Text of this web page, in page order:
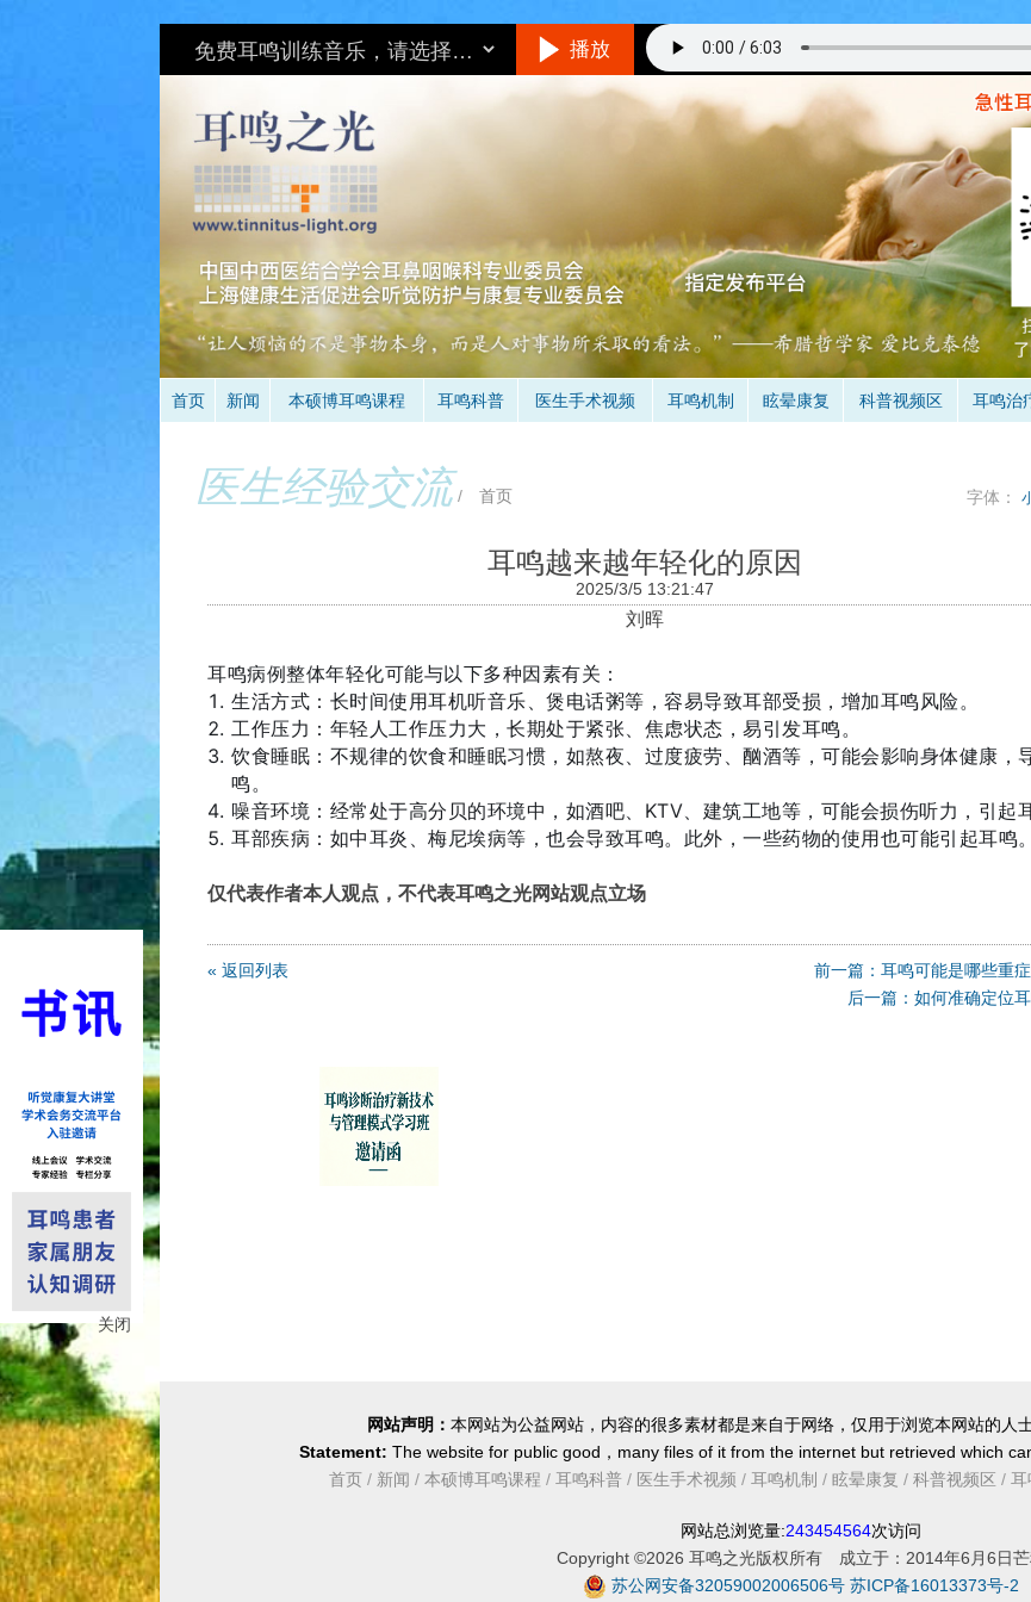
关闭
播放
听音乐的方法
在一个相对安静的地方，最好不要用插入式耳机。
与耳鸣的响度差不多，就是说你仔细听可以听到耳鸣。
不要做用脑的事情，保持全神贯注的倾听音乐，做到
是当耳鸣和音乐同时存在时，你只听到了音乐的声音，处于无耳鸣状
时间：3次/天（睡前一次最重要），多于30分钟/次，1-3个月。
首页 新闻 本硕博耳鸣课程 耳鸣科普 医生手术视频 耳鸣机制 眩晕康复 科普视频区 耳鸣治
医生经验交流 /首页 字体：
耳鸣越来越年轻化的原因
2025/3/5 13:21:47
刘晖
耳鸣病例整体年轻化可能与以下多种因素有关：
生活方式：长时间使用耳机听音乐、煲电话粥等，容易导致耳部受损，增加耳鸣风险。
工作压力：年轻人工作压力大，长期处于紧张、焦虑状态，易引发耳鸣。
饮食睡眠：不规律的饮食和睡眠习惯，如熬夜、过度疲劳、酗酒等，可能会影响身体健康，
鸣。
噪音环境：经常处于高分贝的环境中，如酒吧、KTV、建筑工地等，可能会损伤听力，引起耳
耳部疾病：如中耳炎、梅尼埃病等，也会导致耳鸣。此外，一些药物的使用也可能引起耳鸣。
仅代表作者本人观点，不代表耳鸣之光网站观点立场
« 返回列表
前一篇：耳鸣可能是哪些重
后一篇：如何准确定位
网站声明： 本网站为公益网站，内容的很多素材都是来自于网络，仅用于浏览本网站的人
Statement: The website for public good，many files of it from the internet but retrieved which
首页 / 新闻 / 本硕博耳鸣课程 / 耳鸣科普 / 医生手术视频 / 耳鸣机制 / 眩晕康复 / 科普视频区 / 耳
网站总浏览量:243454564次访问
Copyright ©2026 耳鸣之光版权所有 成立于：2014年6月6日
苏公网安备32059002006506号 苏ICP备16013373号-2